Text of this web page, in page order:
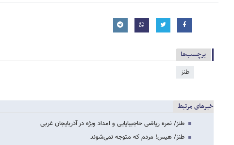
برچسب‌ها
طنز
خبرهای مرتبط
طنز/ نمره ریاضی حاجی​بایایی و امداد ویژه در آذربایجان غربی
طنز/ هیس! مردم که متوجه نمی‌شوند